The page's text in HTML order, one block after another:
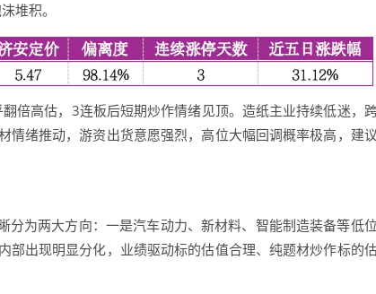
堆积。
高估，3连板后短期炒作情绪见顶。造纸主业持续低迷，
情绪推动，游资出货意愿强烈，高位大幅回调概率极高，建议
为两大方向：一是汽车动力、新材料、智能制造装备等低位
部出现明显分化，业绩驱动标的估值合理、纯题材炒作标的